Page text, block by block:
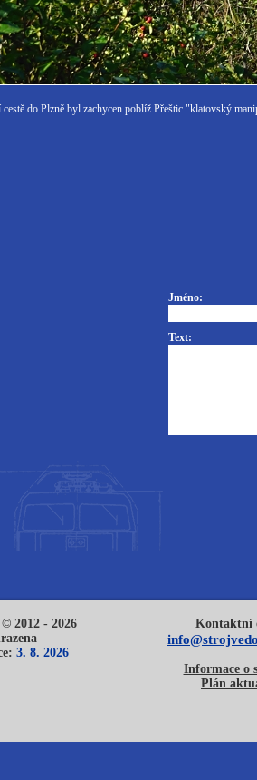
cestě do Plzně byl zachycen poblíž Přeštic "klatovský
Jméno:
Text:
2012 - 2026
3. 8. 2026
Kontaktní
Informace o
Plán